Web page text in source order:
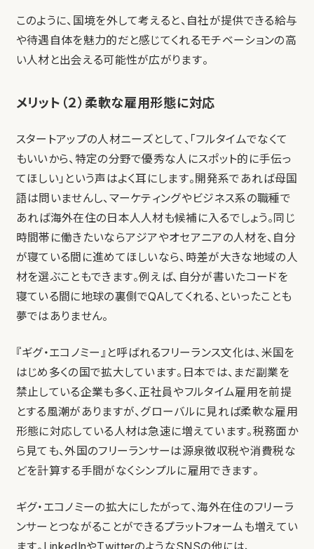
このように、国境を外して考えると、自社が提供できる給与
や待遇自体を魅力的だと感じてくれるモチベーションの高
い人材と出会える可能性が広がります。
メリット（２）柔軟な雇用形態に対応
スタートアップの人材ニーズとして、「フルタイムでなくて
もいいから、特定の分野で優秀な人にスポット的に手伝っ
てほしい」という声はよく耳にします。開発系であれば母国
語は問いませんし、マーケティングやビジネス系の職種で
あれば海外在住の日本人人材も候補に入るでしょう。同じ
時間帯に働きたいならアジアやオセアニアの人材を、自分
が寝ている間に進めてほしいなら、時差が大きな地域の人
材を選ぶこともできます。例えば、自分が書いたコードを
寝ている間に地球の裏側でQAしてくれる、といったことも
夢ではありません。
『ギグ・エコノミー』と呼ばれるフリーランス文化は、米国を
はじめ多くの国で拡大しています。日本では、まだ副業を
禁止している企業も多く、正社員やフルタイム雇用を前提
とする風潮がありますが、グローバルに見れば柔軟な雇用
形態に対応している人材は急速に増えています。税務面か
ら見ても、外国のフリーランサーは源泉徴収税や消費税な
どを計算する手間がなくシンプルに雇用できます。
ギグ・エコノミーの拡大にしたがって、海外在住のフリーラ
ンサーとつながることができるプラットフォームも増えてい